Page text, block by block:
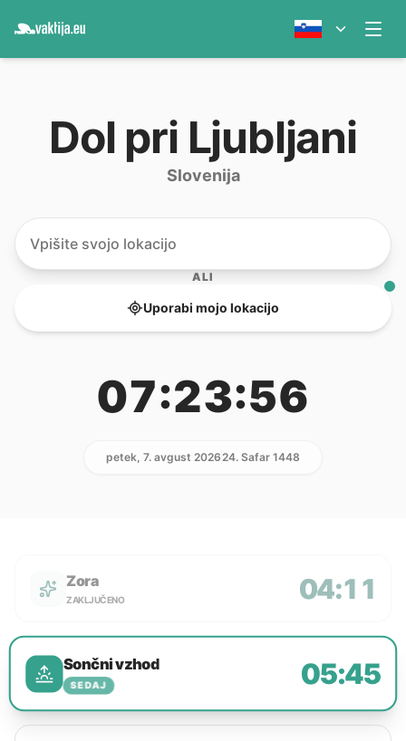
Dol pri Ljubljani
Slovenija
ALI
Uporabi mojo lokacijo
07:23:56
petek, 7. avgust 202624. Safar 1448
Zora
ZAKLJUČENO 04:11
Sončni vzhod
SEDAJ 05:45